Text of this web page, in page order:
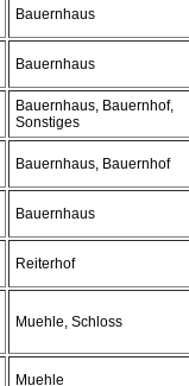
Bauernhaus
Bauernhaus
Bauernhaus, Bauernhof,
Sonstiges
Bauernhaus, Bauernhof
Bauernhaus
Reiterhof
Muehle, Schloss
Muehle